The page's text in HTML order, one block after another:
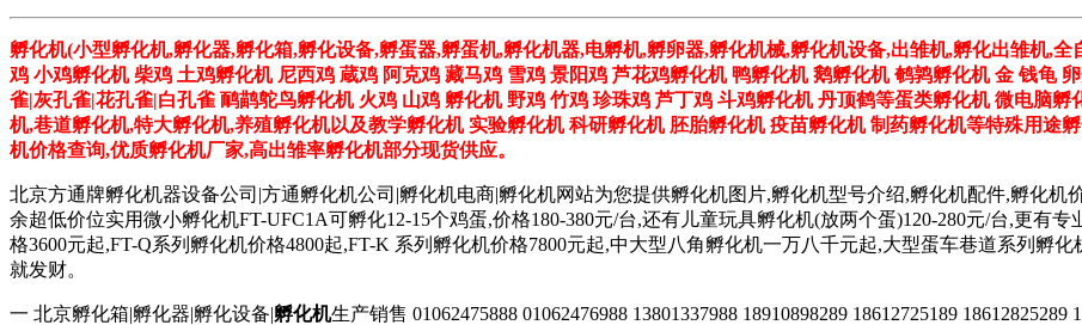
孵化机(小型孵化机,孵化器,孵化箱,孵化设备,孵蛋器,孵蛋机,孵化机器,电孵机,孵卵器,孵化机械,孵化机设备,出雏机,孵化出雏机,
鸡 小鸡孵化机 柴鸡 土鸡孵化机 尼西鸡 蔵鸡 阿克鸡 藏马鸡 雪鸡 景阳鸡 芦花鸡孵化机 鸭孵化机 鹅孵化机 鹌鹑孵化机 金 钱龟
雀|灰孔雀|花孔雀|白孔雀 鸸鹋鸵鸟孵化机 火鸡 山鸡 孵化机 野鸡 竹鸡 珍珠鸡 芦丁鸡 斗鸡孵化机 丹顶鹤等蛋类孵化机 微电脑
机,巷道孵化机,特大孵化机,养殖孵化机以及教学孵化机 实验孵化机 科研孵化机 胚胎孵化机 疫苗孵化机 制药孵化机等特殊用途
机价格查询,优质孵化机厂家,高出雏率孵化机部分现货供应。
北京方通牌孵化机器设备公司|方通孵化机公司|孵化机电商|孵化机网站为您提供孵化机图片,孵化机型号介绍,孵化机配件,孵化
余超低价位实用微小孵化机FT-UFC1A可孵化12-15个鸡蛋,价格180-380元/台,还有儿童玩具孵化机(放两个蛋)120-280元/台,更有
格3600元起,FT-Q系列孵化机价格4800起,FT-K 系列孵化机价格7800元起,中大型八角孵化机一万八千元起,大型蛋车巷道系列孵
就发财。
一 北京孵化箱|孵化器|孵化设备|孵化机生产销售 01062475888 01062476988 13801337988 18910898289 18612725189 18612825289